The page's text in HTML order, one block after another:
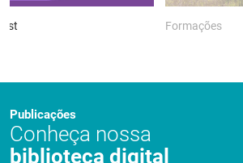
Formações
Publicações
Conheça nossa
biblioteca digital